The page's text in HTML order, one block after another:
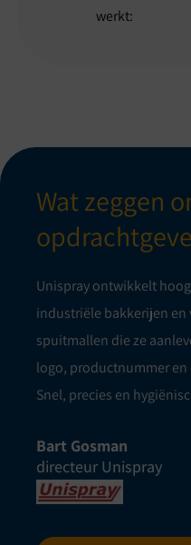
werkt:
Wat zeggen
Unispray ontwikkelt
industriële bakkerijen en
spuitmallen die ze
logo, productnummer en
Snel, precies en
Bart Gosman
directeur Unispray